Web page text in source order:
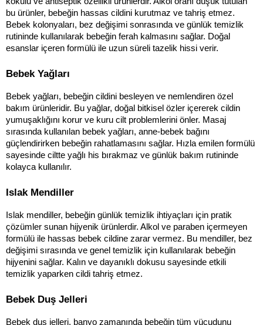
bu ürünler, bebeğin hassas cildini kurutmaz ve tahriş etmez.
Bebek kolonyaları, bez değişimi sonrasında ve günlük temizlik
rutininde kullanılarak bebeğin ferah kalmasını sağlar. Doğal
esanslar içeren formülü ile uzun süreli tazelik hissi verir.
Bebek Yağları
Bebek yağları, bebeğin cildini besleyen ve nemlendiren özel
bakım ürünleridir. Bu yağlar, doğal bitkisel özler içererek cildin
yumuşaklığını korur ve kuru cilt problemlerini önler. Masaj
sırasında kullanılan bebek yağları, anne-bebek bağını
güçlendirirken bebeğin rahatlamasını sağlar. Hızla emilen formülü
sayesinde ciltte yağlı his bırakmaz ve günlük bakım rutininde
kolayca kullanılır.
Islak Mendiller
Islak mendiller, bebeğin günlük temizlik ihtiyaçları için pratik
çözümler sunan hijyenik ürünlerdir. Alkol ve paraben içermeyen
formülü ile hassas bebek cildine zarar vermez. Bu mendiller, bez
değişimi sırasında ve genel temizlik için kullanılarak bebeğin
hijyenini sağlar. Kalın ve dayanıklı dokusu sayesinde etkili
temizlik yaparken cildi tahriş etmez.
Bebek Duş Jelleri
Bebek duş jelleri, banyo zamanında bebeğin tüm vücudunu